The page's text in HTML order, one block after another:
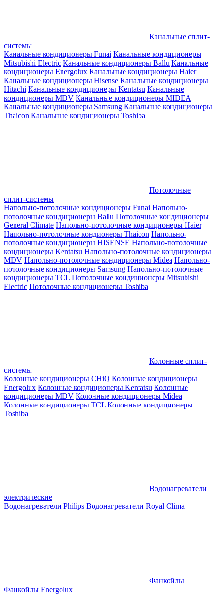
Канальные сплит-
системы
Канальные кондиционеры Funai Канальные кондиционеры
Mitsubishi Electric Канальные кондиционеры Ballu Канальные
кондиционеры Energolux Канальные кондиционеры Haier
Канальные кондиционеры Hisense Канальные кондиционеры
Hitachi Канальные кондиционеры Kentatsu Канальные
кондиционеры MDV Канальные кондиционеры MIDEA
Канальные кондиционеры Samsung Канальные кондиционеры
Thaicon Канальные кондиционеры Toshiba
Потолочные
сплит-системы
Напольно-потолочные кондиционеры Funai Напольно-
потолочные кондиционеры Ballu Потолочные кондиционеры
General Climate Напольно-потолочные кондиционеры Haier
Напольно-потолочные кондионеры Thaicon Напольно-
потолочные кондиционеры HISENSE Напольно-потолочные
кондиционеры Kentatsu Напольно-потолочные кондиционеры
MDV Напольно-потолочные кондиционеры Midea Напольно-
потолочные кондиционеры Samsung Напольно-потолочные
кондиционеры TCL Потолочные кондиционеры Mitsubishi
Electric Потолочные кондиционеры Toshiba
Колонные сплит-
системы
Колонные кондиционеры CHiQ Колонные кондиционеры
Energolux Колонные кондиционеры Kentatsu Колонные
кондиционеры MDV Колонные кондиционеры Midea
Колонные кондиционеры TCL Колонные кондиционеры
Toshiba
Водонагреватели
электрические
Водонагреватели Philips Водонагреватели Royal Clima
Фанкойлы
Фанкойлы Energolux